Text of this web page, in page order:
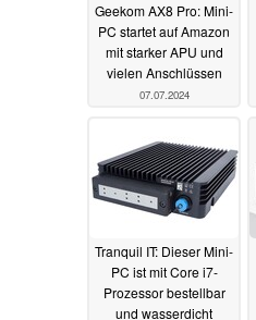
Geekom AX8 Pro: Mini-
PC startet auf Amazon
mit starker APU und
vielen Anschlüssen
07.07.2024
Tranquil IT: Dieser Mini-
PC ist mit Core i7-
Prozessor bestellbar
und wasserdicht